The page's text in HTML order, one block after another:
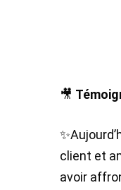
🎥
client et
avoir